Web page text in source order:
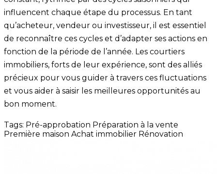
influencent chaque étape du processus. En tant
qu’acheteur, vendeur ou investisseur, il est essentiel
de reconnaître ces cycles et d’adapter ses actions en
fonction de la période de l’année. Les courtiers
immobiliers, forts de leur expérience, sont des alliés
précieux pour vous guider à travers ces fluctuations
et vous aider à saisir les meilleures opportunités au
bon moment.
Tags: Pré-approbation Préparation à la vente
Première maison Achat immobilier Rénovation